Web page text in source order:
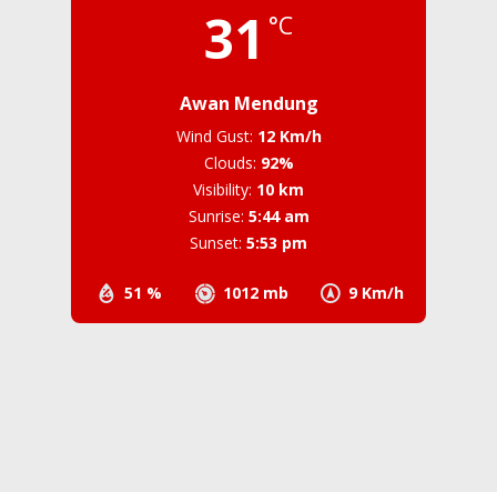
31 °C
Awan Mendung
51 % 1012 mb 9 Km/h
Wind Gust: 12 Km/h
Clouds: 92%
Visibility: 10 km
Sunrise: 5:44 am
Sunset: 5:53 pm